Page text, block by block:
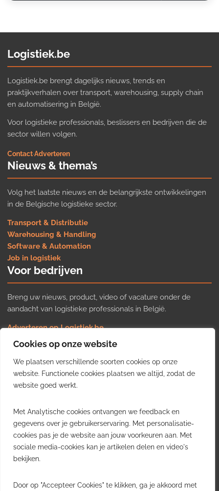
Cookies op onze website
We plaatsen verschillende soorten cookies op onze
website. Functionele cookies plaatsen we altijd, zodat de
website goed werkt.
Met Analytische cookies ontvangen we feedback en
gegevens over je gebruikerservaring. Met personalisatie-
cookies pas je de website aan jouw voorkeuren aan. Met
sociale media-cookies kan je artikelen delen en video's
bekijken.
Door op "Accepteer Cookies" te klikken, ga je akkoord met
Logistiek.be
Logistiek.be brengt dagelijks nieuws, trends en
praktijkverhalen over transport, warehousing, supply chain
en automatisering in België.
Voor logistieke professionals, beslissers en bedrijven die de
sector willen volgen.
Contact·Adverteren
Nieuws & thema’s
Volg het laatste nieuws en de belangrijkste ontwikkelingen
in de Belgische logistieke sector.
Transport & Distributie
Warehousing & Handling
Software & Automation
Job in logistiek
Voor bedrijven
Breng uw nieuws, product, video of vacature onder de
aandacht van logistieke professionals in België.
Adverteren op Logistiek.be
Nieuws insturen
Uw video op Logistiek.TV
Job plaatsen
Gratis wekelijkse update
inzichten uit de Belgische logistieke sector in uw inbox.
Ontvang je gratis
wekelijkse update
Uitschrijven kan altijd.